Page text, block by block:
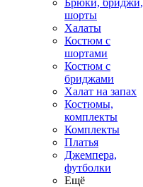
Брюки, бриджи,
шорты
Халаты
Костюм с
шортами
Костюм с
бриджами
Халат на запах
Костюмы,
комплекты
Комплекты
Платья
Джемпера,
футболки
Ещё